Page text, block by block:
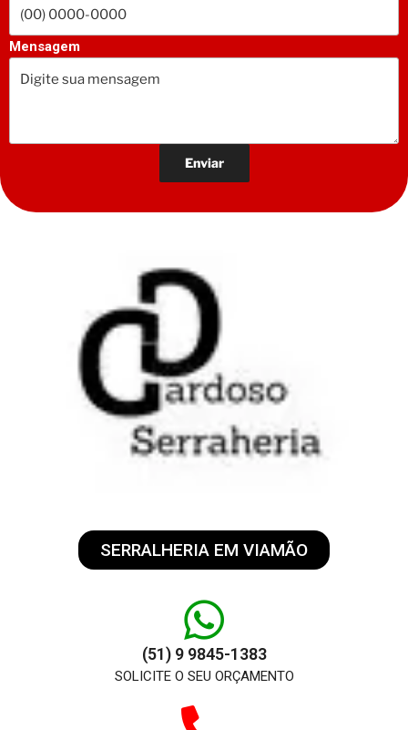
Mensagem
SERRALHERIA EM VIAMÃO
(51) 9 9845-1383
SOLICITE O SEU ORÇAMENTO